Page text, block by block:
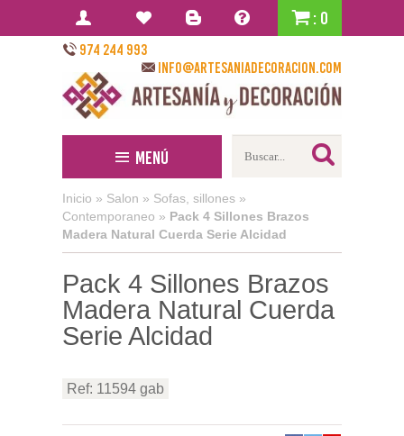
: 0
974 244 993
info@artesaniadecoracion.com
Menú
Inicio » Salon » Sofas, sillones »
Contemporaneo » Pack 4 Sillones Brazos
Madera Natural Cuerda Serie Alcidad
Pack 4 Sillones Brazos
Madera Natural Cuerda
Serie Alcidad
Ref: 11594 gab